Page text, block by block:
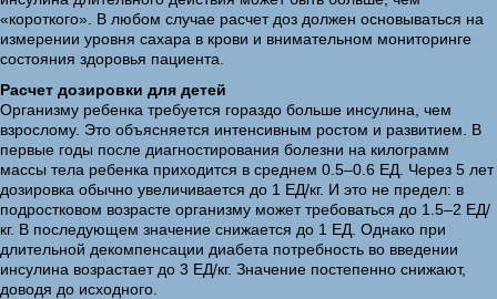
«короткого». В любом случае расчет доз должен основываться на
измерении уровня сахара в крови и внимательном мониторинге
состояния здоровья пациента.
Расчет дозировки для детей
Организму ребенка требуется гораздо больше инсулина, чем
взрослому. Это объясняется интенсивным ростом и развитием. В
первые годы после диагностирования болезни на килограмм
массы тела ребенка приходится в среднем 0.5–0.6 ЕД. Через 5 лет
дозировка обычно увеличивается до 1 ЕД/кг. И это не предел: в
подростковом возрасте организму может требоваться до 1.5–2 ЕД/
кг. В последующем значение снижается до 1 ЕД. Однако при
длительной декомпенсации диабета потребность во введении
инсулина возрастает до 3 ЕД/кг. Значение постепенно снижают,
доводя до исходного.